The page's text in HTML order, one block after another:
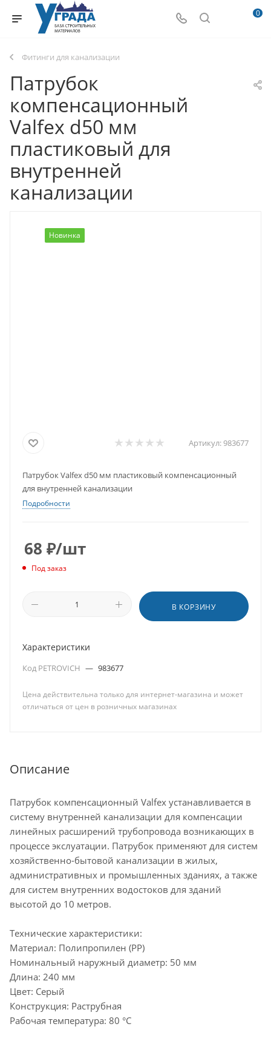
0
Фитинги для канализации
Патрубок
компенсационный
Valfex d50 мм
пластиковый для
внутренней
канализации
Новинка
Артикул:983677
Патрубок Valfex d50 мм пластиковый компенсационный
для внутренней канализации
Подробности
68 ₽/шт
Под заказ
В КОРЗИНУ
Характеристики
Код PETROVICH — 983677
Цена действительна только для интернет-магазина и может
отличаться от цен в розничных магазинах
Описание
Патрубок компенсационный Valfex устанавливается в
систему внутренней канализации для компенсации
линейных расширений трубопровода возникающих в
процессе экслуатации. Патрубок применяют для систем
хозяйственно-бытовой канализации в жилых,
административных и промышленных зданиях, а также
для систем внутренних водостоков для зданий
высотой до 10 метров.
Технические характеристики:
Материал: Полипропилен (PP)
Номинальный наружный диаметр: 50 мм
Длина: 240 мм
Цвет: Серый
Конструкция: Раструбная
Рабочая температура: 80 °С